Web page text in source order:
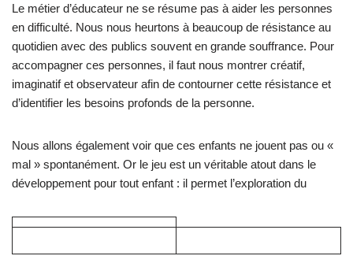
Le métier d’éducateur ne se résume pas à aider les personnes
en difficulté. Nous nous heurtons à beaucoup de résistance au
quotidien avec des publics souvent en grande souffrance. Pour
accompagner ces personnes, il faut nous montrer créatif,
imaginatif et observateur afin de contourner cette résistance et
d’identifier les besoins profonds de la personne.
Nous allons également voir que ces enfants ne jouent pas ou «
mal » spontanément. Or le jeu est un véritable atout dans le
développement pour tout enfant : il permet l’exploration du